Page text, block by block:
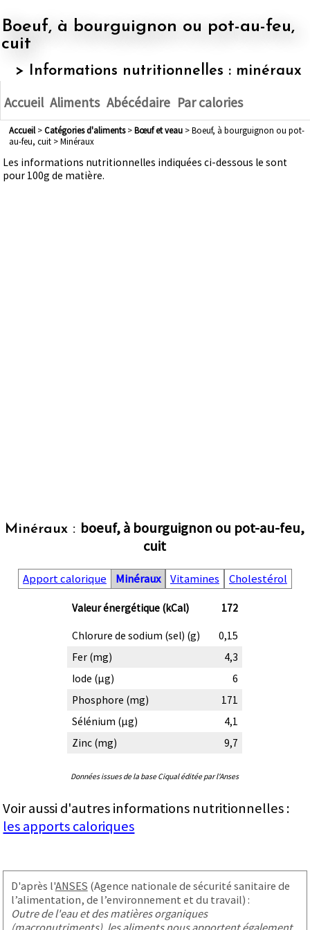
Boeuf, à bourguignon ou pot-au-feu,
cuit
> Informations nutritionnelles : minéraux
Accueil Aliments Abécédaire Par calories
Accueil> Catégories d'aliments> bœuf et veau> Boeuf, à bourguignon ou pot-
au-feu, cuit > Minéraux
Les informations nutritionnelles indiquées ci-dessous le sont
pour 100g de matière.
Minéraux : boeuf, à bourguignon ou pot-au-feu,
cuit
Apport calorique Minéraux Vitamines Cholestérol
Valeur énergétique (kCal) 172
Chlorure de sodium (sel) (g)
0,15
Fer (mg)
4,3
Iode (µg)
6
Phosphore (mg)
171
Sélénium (µg)
4,1
Zinc (mg)
9,7
Données issues de la base Ciqual éditée par l'Anses
Voir aussi d'autres informations nutritionnelles :
les apports caloriques
D'après l'ANSES (Agence nationale de sécurité sanitaire de
l’alimentation, de l’environnement et du travail) :
Outre de l'eau et des matières organiques
(macronutriments), les aliments nous apportent également